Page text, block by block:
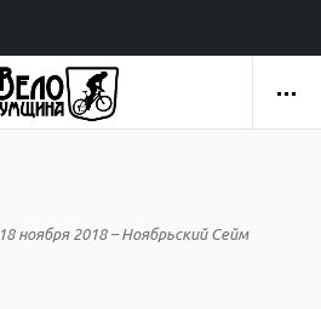
18 ноября 2018 – Ноябрьский Сейм